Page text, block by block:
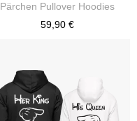
Pärchen Pullover Hoodies
59,90 €